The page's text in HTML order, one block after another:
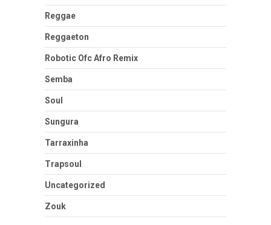
Reggae
Reggaeton
Robotic Ofc Afro Remix
Semba
Soul
Sungura
Tarraxinha
Trapsoul
Uncategorized
Zouk